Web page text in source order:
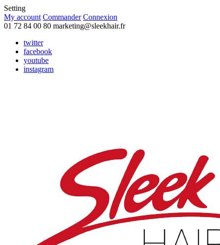
Setting
My account Commander Connexion
01 72 84 00 80 marketing@sleekhair.fr
twitter
facebook
youtube
instagram